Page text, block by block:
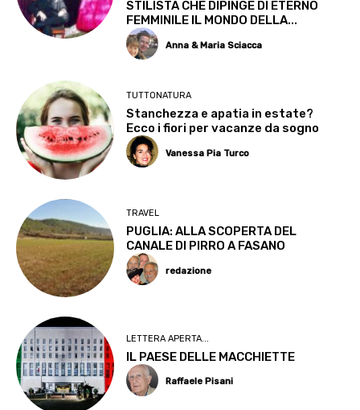
STILISTA CHE DIPINGE DI ETERNO
FEMMINILE IL MONDO DELLA...
Anna & Maria Sciacca
TUTTONATURA
Stanchezza e apatia in estate?
Ecco i fiori per vacanze da sogno
Vanessa Pia Turco
TRAVEL
PUGLIA: ALLA SCOPERTA DEL
CANALE DI PIRRO A FASANO
redazione
LETTERA APERTA...
IL PAESE DELLE MACCHIETTE
Raffaele Pisani